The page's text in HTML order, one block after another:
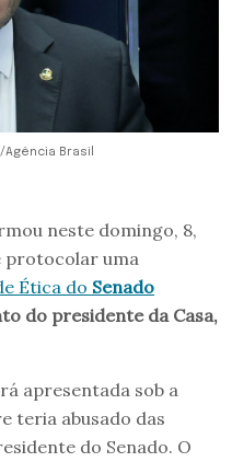
Brasil
neste domingo, 8,
protocolar uma
Ética do Senado
do presidente da Casa,
apresentada sob a
teria abusado das
do Senado. O